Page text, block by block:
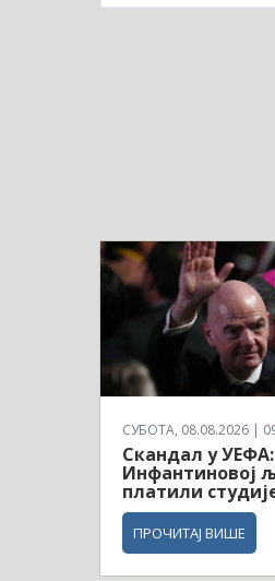
СУБОТА, 08.08.2026 |
Скандал у УЕФА:
Инфантиновој
платили
ПРОЧИТАЈ ВИШЕ